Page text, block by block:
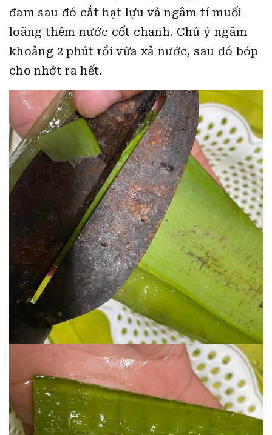
đam sau đó cắt hạt lựu và ngâm tí muối
loãng thêm nước cốt chanh. Chú ý ngâm
khoảng 2 phút rồi vừa xả nước, sau đó bóp
cho nhớt ra hết.